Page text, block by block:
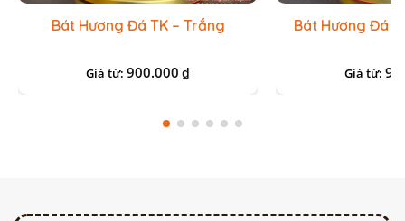
Bát Hương Đá TK – Trắng
Giá từ:900.000 ₫
Bát Hương Đá
Giá từ: